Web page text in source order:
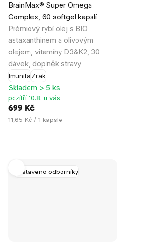
BrainMax® Super Omega
Complex, 60 softgel kapslí
Prémiový rybí olej s BIO
astaxanthinem a olivovým
olejem, vitamíny D3&K2, 30
dávek, doplněk stravy
Imunita Zrak
hodnocení
produktu
je
4,8
z
5
hvězdiček.
Skladem > 5 ks
pozítří 10.8. u vás
699 Kč
Měrná
11,65 Kč / 1 kapsle
Sestaveno odborníky